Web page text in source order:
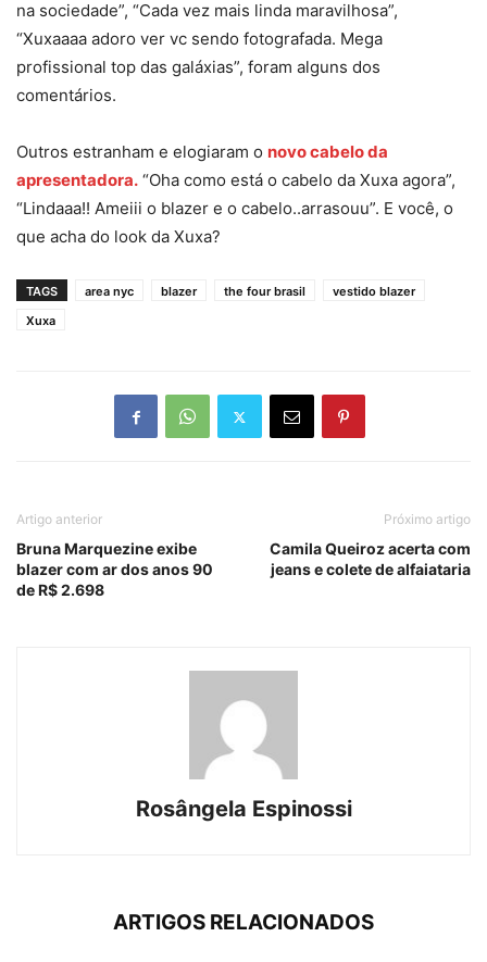
na sociedade”, “Cada vez mais linda maravilhosa”,
“Xuxaaaa adoro ver vc sendo fotografada. Mega
profissional top das galáxias”, foram alguns dos
comentários.
Outros estranham e elogiaram o novo cabelo da
apresentadora. “Oha como está o cabelo da Xuxa agora”,
“Lindaaa!! Ameiii o blazer e o cabelo..arrasouu”. E você, o
que acha do look da Xuxa?
TAGS area nyc blazer the four brasil
vestido blazer
Xuxa
Artigo anterior
Bruna Marquezine exibe
blazer com ar dos anos 90
de R$ 2.698
Próximo artigo
Camila Queiroz acerta com
jeans e colete de alfaiataria
Rosângela Espinossi
ARTIGOS RELACIONADOS